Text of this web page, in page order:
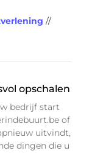
//
opschalen
bedrijf start
of
uitvindt,
dingen die u